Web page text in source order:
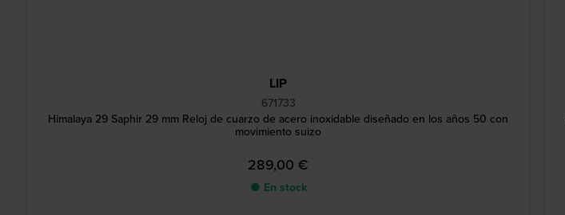
LIP
671733
Himalaya 29 Saphir 29 mm Reloj de cuarzo de acero inoxidable diseñado en los años 50 con
movimiento suizo
289,00 €
● En stock